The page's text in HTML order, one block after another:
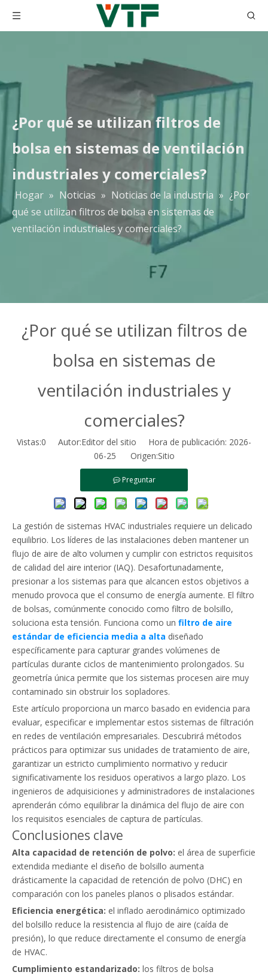
¿Por qué se utilizan filtros de
bolsa en sistemas de ventilación
industriales y comerciales?
Hogar » Noticias » Noticias de la industria » ¿Por
qué se utilizan filtros de bolsa en sistemas de
ventilación industriales y comerciales?
¿Por qué se utilizan filtros de
bolsa en sistemas de
ventilación industriales y
comerciales?
Vistas:0 Autor:Editor del sitio Hora de publicación: 2026-
06-25 Origen:Sitio
Preguntar
La gestión de sistemas HVAC industriales requiere un delicado
equilibrio. Los líderes de las instalaciones deben mantener un
flujo de aire de alto volumen y cumplir con estrictos requisitos
de calidad del aire interior (IAQ). Desafortunadamente,
presionar a los sistemas para que alcancen estos objetivos a
menudo provoca que el consumo de energía aumente. El filtro
de bolsas, comúnmente conocido como filtro de bolsillo,
soluciona esta tensión. Funciona como un filtro de aire
estándar de eficiencia media a alta diseñado
específicamente para capturar grandes volúmenes de
partículas durante ciclos de mantenimiento prolongados. Su
geometría única permite que los sistemas procesen aire muy
contaminado sin obstruir los sopladores.
Este artículo proporciona un marco basado en evidencia para
evaluar, especificar e implementar estos sistemas de filtración
en redes de ventilación empresariales. Descubrirá métodos
prácticos para optimizar sus unidades de tratamiento de aire,
garantizar un estricto cumplimiento normativo y reducir
significativamente los residuos operativos a largo plazo. Los
ingenieros de adquisiciones y administradores de instalaciones
aprenderán cómo equilibrar la dinámica del flujo de aire con
los requisitos esenciales de captura de partículas.
Conclusiones clave
Alta capacidad de retención de polvo: el área de superficie
extendida mediante el diseño de bolsillo aumenta
drásticamente la capacidad de retención de polvo (DHC) en
comparación con los paneles planos o plisados ​​estándar.
Eficiencia energética: el inflado aerodinámico optimizado
del bolsillo reduce la resistencia al flujo de aire (caída de
presión), lo que reduce directamente el consumo de energía
de HVAC.
Cumplimiento estandarizado: los filtros de bolsa